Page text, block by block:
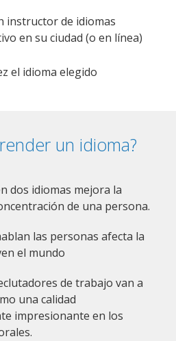
instructor de idiomas
en su ciudad (o en línea)
el idioma elegido
un idioma?
dos idiomas mejora la
de una persona.
las personas afecta la
el mundo
de trabajo van a
una calidad
impresionante en los